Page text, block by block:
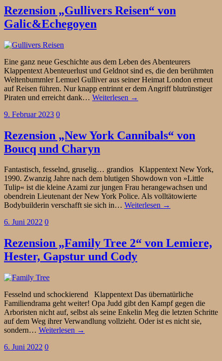
Rezension „Gullivers Reisen“ von
Galic&Echegoyen
Eine ganz neue Geschichte aus dem Leben des Abenteurers
Klappentext Abenteuerlust und Geldnot sind es, die den berühmten
Weltenbummler Lemuel Gulliver aus seiner Heimat London erneut
auf Reisen führen. Nur knapp entrinnt er dem Angriff blutrünstiger
Piraten und erreicht dank… Weiterlesen →
9. Februar 2023 0
Rezension „New York Cannibals“ von
Boucq und Charyn
Fantastisch, fesselnd, gruselig… grandios Klappentext New York,
1990. Zwanzig Jahre nach dem blutigen Showdown von »Little
Tulip« ist die kleine Azami zur jungen Frau herangewachsen und
obendrein Lieutenant der New York Police. Als volltätowierte
Bodybuilderin verschafft sie sich in… Weiterlesen →
6. Juni 2022 0
Rezension „Family Tree 2“ von Lemiere,
Hester, Gapstur und Cody
Fesselnd und schockierend Klappentext Das übernatürliche
Familiendrama geht weiter! Opa Judd gibt den Kampf gegen die
Arboristen nicht auf, selbst als seine Enkelin Meg die letzten Schritte
auf dem Weg ihrer Verwandlung vollzieht. Oder ist es nicht sie,
sondern… Weiterlesen →
6. Juni 2022 0